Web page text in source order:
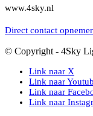
www.4sky.nl
Direct contact
© Copyright - 4Sky
Link naar X
Link naar
Link naar
Link naar